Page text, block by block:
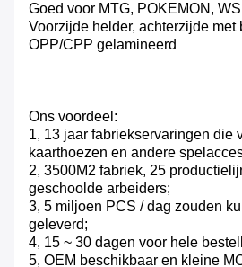
Goed voor MTG, POKEMON,
Voorzijde helder, achterzijde met
OPP/CPP gelamineerd
Ons voordeel:
1, 13 jaar fabriekservaringen die
kaarthoezen en andere
2, 3500M2 fabriek, 25
geschoolde arbeiders;
3, 5 miljoen PCS / dag zouden
geleverd;
4, 15 ~ 30 dagen voor hele
5, OEM beschikbaar en kleine